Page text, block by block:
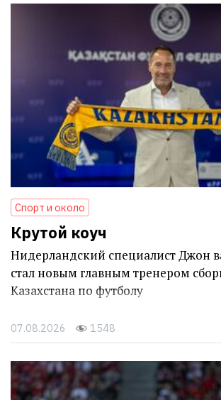
Спорт и около
Крутой коуч
Нидерландский специалист Джон
стал новым главным тренером
Казахстана по футболу
07.08.2026 1548